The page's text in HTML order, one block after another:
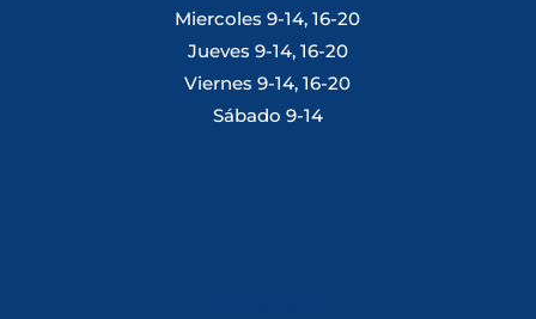
Miercoles 9-14, 16-20
Jueves 9-14, 16-20
Viernes 9-14, 16-20
Sábado 9-14